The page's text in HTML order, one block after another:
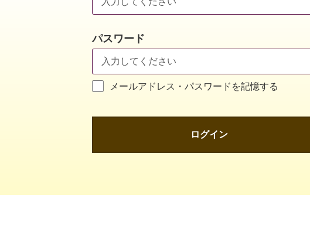
パスワード
メールアドレス・パスワードを記憶する
ログイン